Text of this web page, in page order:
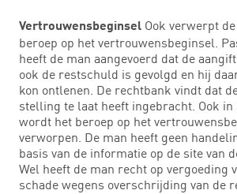
Vertrouwensbeginsel Ook verwerpt
beroep op het vertrouwensbeginsel.
heeft de man aangevoerd dat de
ook de restschuld is gevolgd en hij
kon ontlenen. De rechtbank vindt dat
stelling te laat heeft ingebracht. Ook in
wordt het beroep op het
verworpen. De man heeft geen
basis van de informatie op de site van
Wel heeft de man recht op vergoeding
schade wegens overschrijding van de